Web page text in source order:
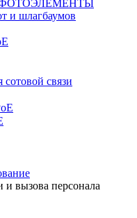
и шлагбаумов
связи
и вызова персонала